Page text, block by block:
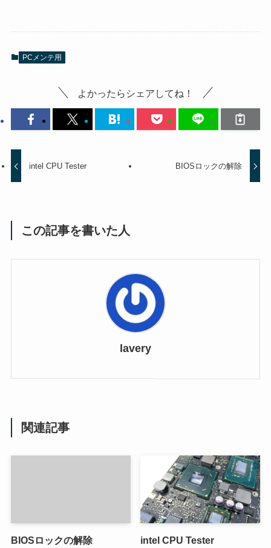
PCメンテ用
よかったらシェアしてね！
intel CPU Tester BIOSロックの解除
この記事を書いた人
lavery
関連記事
BIOSロックの解除 intel CPU Tester